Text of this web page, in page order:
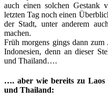
auch einen solchen Gestank
letzten Tag noch einen
der Stadt, unter anderem
machen.
Früh morgens gings dann
Indonesien, denn an dieser
und Thailand….
…. aber wie bereits zu Laos
und Thailand: